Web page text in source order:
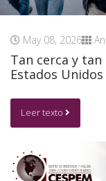
May 08, 2026
Tan cerca y
Estados
Leer texto